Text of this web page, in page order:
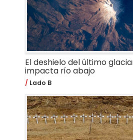
El deshielo del último
impacta río abajo
Lado B